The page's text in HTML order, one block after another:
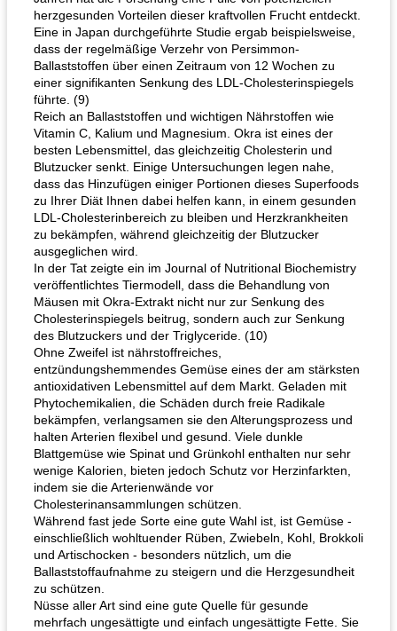
herzgesunden Vorteilen dieser kraftvollen Frucht entdeckt.
Eine in Japan durchgeführte Studie ergab beispielsweise,
dass der regelmäßige Verzehr von Persimmon-
Ballaststoffen über einen Zeitraum von 12 Wochen zu
einer signifikanten Senkung des LDL-Cholesterinspiegels
führte. (9)
Reich an Ballaststoffen und wichtigen Nährstoffen wie
Vitamin C, Kalium und Magnesium. Okra ist eines der
besten Lebensmittel, das gleichzeitig Cholesterin und
Blutzucker senkt. Einige Untersuchungen legen nahe,
dass das Hinzufügen einiger Portionen dieses Superfoods
zu Ihrer Diät Ihnen dabei helfen kann, in einem gesunden
LDL-Cholesterinbereich zu bleiben und Herzkrankheiten
zu bekämpfen, während gleichzeitig der Blutzucker
ausgeglichen wird.
In der Tat zeigte ein im Journal of Nutritional Biochemistry
veröffentlichtes Tiermodell, dass die Behandlung von
Mäusen mit Okra-Extrakt nicht nur zur Senkung des
Cholesterinspiegels beitrug, sondern auch zur Senkung
des Blutzuckers und der Triglyceride. (10)
Ohne Zweifel ist nährstoffreiches,
entzündungshemmendes Gemüse eines der am stärksten
antioxidativen Lebensmittel auf dem Markt. Geladen mit
Phytochemikalien, die Schäden durch freie Radikale
bekämpfen, verlangsamen sie den Alterungsprozess und
halten Arterien flexibel und gesund. Viele dunkle
Blattgemüse wie Spinat und Grünkohl enthalten nur sehr
wenige Kalorien, bieten jedoch Schutz vor Herzinfarkten,
indem sie die Arterienwände vor
Cholesterinansammlungen schützen.
Während fast jede Sorte eine gute Wahl ist, ist Gemüse -
einschließlich wohltuender Rüben, Zwiebeln, Kohl, Brokkoli
und Artischocken - besonders nützlich, um die
Ballaststoffaufnahme zu steigern und die Herzgesundheit
zu schützen.
Nüsse aller Art sind eine gute Quelle für gesunde
mehrfach ungesättigte und einfach ungesättigte Fette. Sie